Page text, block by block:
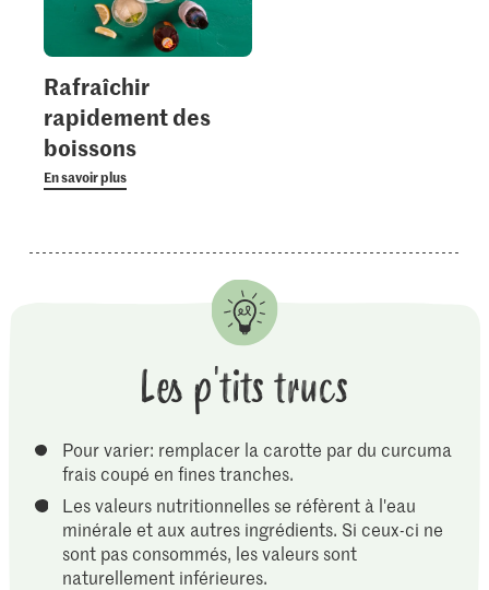
Rafraîchir
rapidement des
boissons
En savoir plus
Les p'tits trucs
Pour varier: remplacer la carotte par du curcuma
frais coupé en fines tranches.
Les valeurs nutritionnelles se réfèrent à l'eau
minérale et aux autres ingrédients. Si ceux-ci ne
sont pas consommés, les valeurs sont
naturellement inférieures.